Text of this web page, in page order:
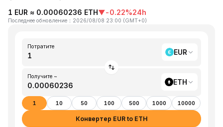
1 EUR ≈ 0.00060236 ETH▼-0.22%24h
Последнее обновление ： 2026/08/08 23:00 (GMT+0)
Потратите
EUR
Получите ~
ETH
1 10 50 100 500 1000 10000
Конвертер EUR to ETH